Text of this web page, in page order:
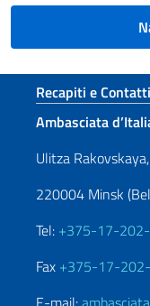
Sezione
Recapiti e Contatti
Ambasciata
Ulitza
220004 Minsk
Tel: +375-17-
Fax +375-17-